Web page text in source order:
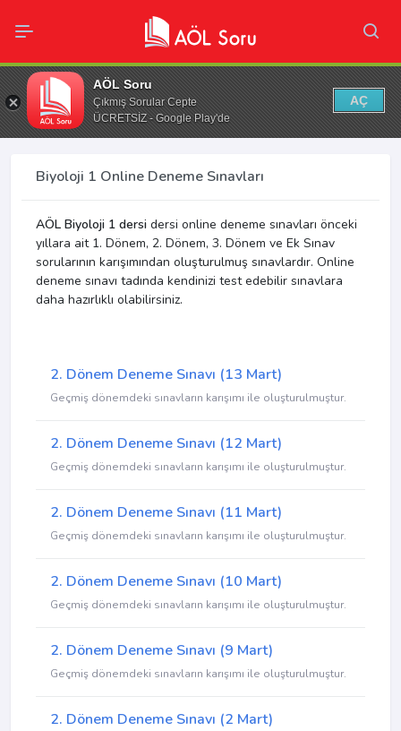
AÖL Soru
Çıkmış Sorular Cepte
ÜCRETSİZ - Google Play'de
AÇ
Biyoloji 1 Online Deneme Sınavları
AÖL Biyoloji 1 dersi dersi online deneme sınavları önceki
yıllara ait 1. Dönem, 2. Dönem, 3. Dönem ve Ek Sınav
sorularının karışımından oluşturulmuş sınavlardır. Online
deneme sınavı tadında kendinizi test edebilir sınavlara
daha hazırlıklı olabilirsiniz.
2. Dönem Deneme Sınavı (13 Mart)
Geçmiş dönemdeki sınavların karışımı ile oluşturulmuştur.
2. Dönem Deneme Sınavı (12 Mart)
Geçmiş dönemdeki sınavların karışımı ile oluşturulmuştur.
2. Dönem Deneme Sınavı (11 Mart)
Geçmiş dönemdeki sınavların karışımı ile oluşturulmuştur.
2. Dönem Deneme Sınavı (10 Mart)
Geçmiş dönemdeki sınavların karışımı ile oluşturulmuştur.
2. Dönem Deneme Sınavı (9 Mart)
Geçmiş dönemdeki sınavların karışımı ile oluşturulmuştur.
2. Dönem Deneme Sınavı (2 Mart)